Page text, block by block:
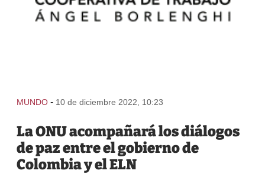
MUNDO - 10 de diciembre 2022, 10:23
La ONU acompañará los diálogos
de paz entre el gobierno de
Colombia y el ELN